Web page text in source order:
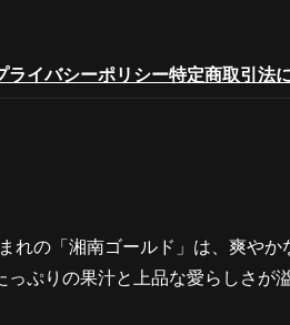
ライバシーポリシー特定商取引法
れの「湘南ゴールド」は、爽やか
ぷりの果汁と上品な愛らしさが